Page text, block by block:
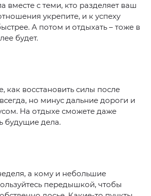
вместе с теми, кто разделяет ваш
укрепите, и к успеху
А потом и отдыхать – тоже в
будет.
как восстановить силы после
но минус дальние дороги и
На отдыхе сможете даже
будущие дела.
а кому и небольшие
передышкой, чтобы